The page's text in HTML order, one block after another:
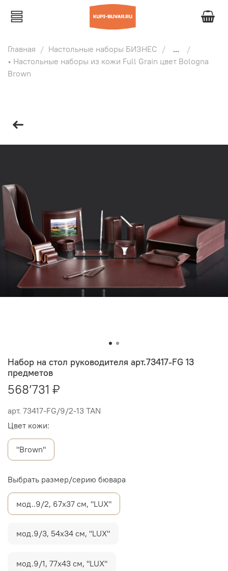
Главная Настольные наборы БИЗНЕС
...
• Настольные наборы из кожи Full Grain цвет Bologna
Brown
арт. 73417-FG/9/2-13 TAN
Набор на стол руководителя арт.73417-FG 13
предметов
568’731 ₽
Цвет кожи:
"Brown"
Выбрать размер/серию бювара
мод..9/2, 67х37 см, "LUX"
мод.9/3, 54х34 см, "LUX"
мод.9/1, 77х43 см, "LUX"